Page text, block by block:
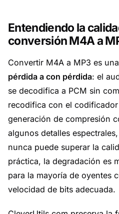
Entendiendo la
conversión M4A a
Convertir M4A a MP3 es una
pérdida a con pérdida: el
se decodifica a PCM sin
recodifica con el codificador
generación de compresión
algunos detalles
nunca puede superar la
práctica, la degradación es
para la mayoría de oyentes
velocidad de bits adecuada.